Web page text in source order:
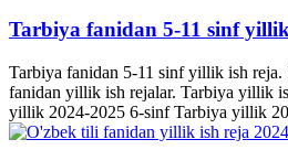
Tarbiya fanidan 5-11 sinf
Tarbiya fanidan 5-11 sinf yillik ish
fanidan yillik ish rejalar. Tarbiya yillik
yillik 2024-2025 6-sinf Tarbiya yillik